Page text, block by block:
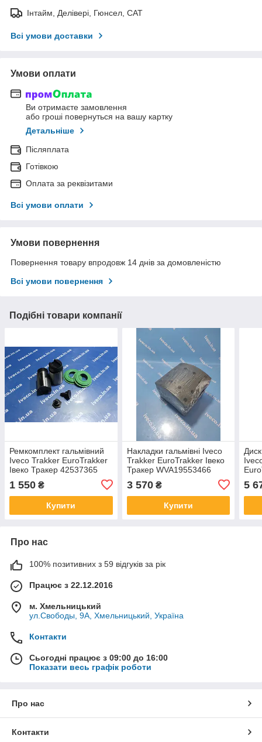
Інтайм, Делівері, Гюнсел, САТ
Всі умови доставки
Умови оплати
Ви отримаєте замовлення
або гроші повернуться на вашу картку
Детальніше
Післяплата
Готівкою
Оплата за реквізитами
Всі умови оплати
Умови повернення
Повернення товару впродовж 14 днів за домовленістю
Всі умови повернення
Подібні товари компанії
Ремкомплект гальмівний
Iveco Trakker EuroTrakker
Івеко Тракер 42537365
1 550 ₴
Купити
Накладки гальмівні Iveco
Trakker EuroTrakker Івеко
Тракер WVA19553466
2996502 29958252992379
Ремонт No1
3 570₴
Купити
5
Про нас
100% позитивних з 59 відгуків за рік
Працює з 22.12.2016
м. Хмельницький
ул.Свободы, 9А, Хмельницький, Україна
Контакти
Сьогодні працює з 09:00 до 16:00
Показати весь графік роботи
Про нас
Контакти